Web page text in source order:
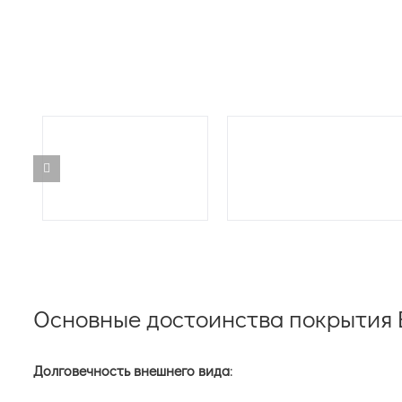
Основные достоинства покрытия
Долговечность внешнего вида: